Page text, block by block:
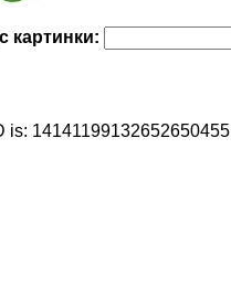
картинки:
is: 14141199132652650455